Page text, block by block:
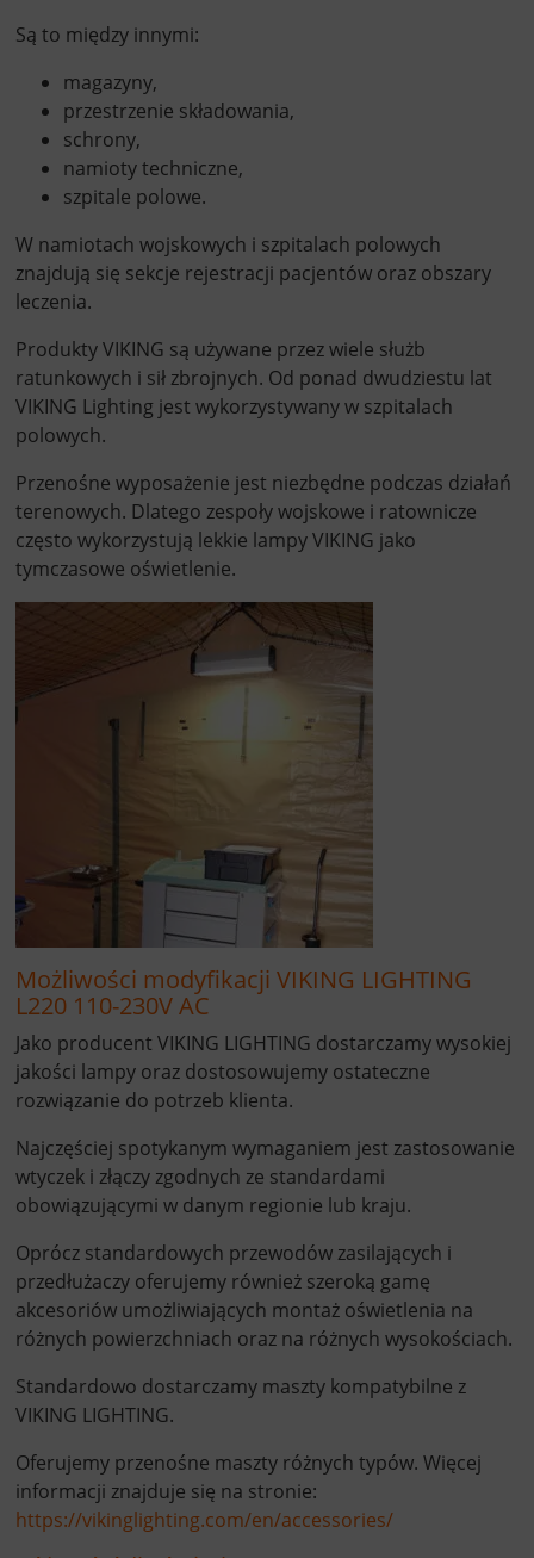
Są to między innymi:
magazyny,
przestrzenie składowania,
schrony,
namioty techniczne,
szpitale polowe.
W namiotach wojskowych i szpitalach polowych
znajdują się sekcje rejestracji pacjentów oraz obszary
leczenia.
Produkty VIKING są używane przez wiele służb
ratunkowych i sił zbrojnych. Od ponad dwudziestu lat
VIKING Lighting jest wykorzystywany w szpitalach
polowych.
Przenośne wyposażenie jest niezbędne podczas działań
terenowych. Dlatego zespoły wojskowe i ratownicze
często wykorzystują lekkie lampy VIKING jako
tymczasowe oświetlenie.
Możliwości modyfikacji VIKING LIGHTING
L220 110-230V AC
Jako producent VIKING LIGHTING dostarczamy wysokiej
jakości lampy oraz dostosowujemy ostateczne
rozwiązanie do potrzeb klienta.
Najczęściej spotykanym wymaganiem jest zastosowanie
wtyczek i złączy zgodnych ze standardami
obowiązującymi w danym regionie lub kraju.
Oprócz standardowych przewodów zasilających i
przedłużaczy oferujemy również szeroką gamę
akcesoriów umożliwiających montaż oświetlenia na
różnych powierzchniach oraz na różnych wysokościach.
Standardowo dostarczamy maszty kompatybilne z
VIKING LIGHTING.
Oferujemy przenośne maszty różnych typów. Więcej
informacji znajduje się na stronie:
https://vikinglighting.com/en/accessories/